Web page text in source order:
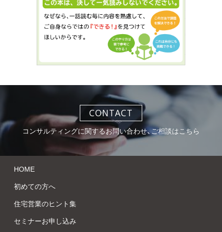
CONTACT
コンサルティングに関するお問い合わせ、ご相談はこちら
HOME
初めての方へ
住宅営業のヒント集
セミナーお申し込み